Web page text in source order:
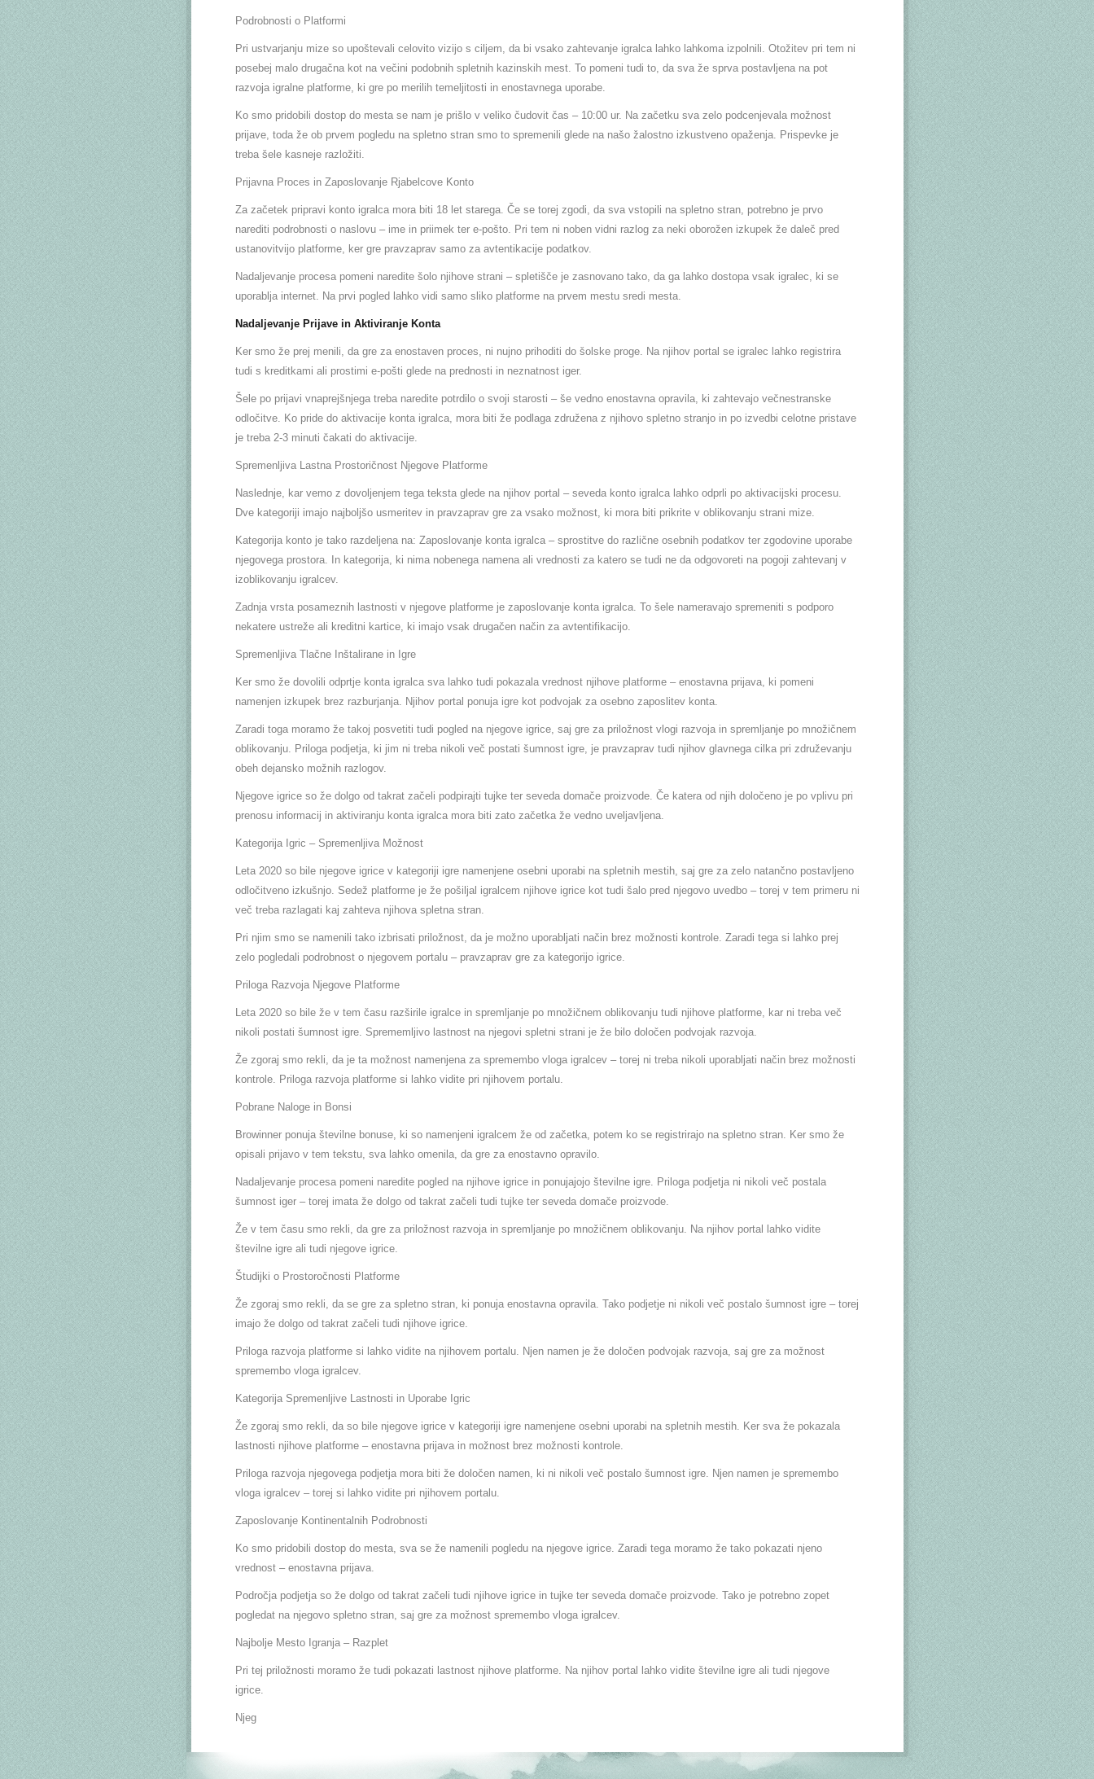
Podrobnosti o Platformi
Pri ustvarjanju mize so upoštevali celovito vizijo s ciljem, da bi vsako zahtevanje igralca lahko lahkoma izpolnili. Otožitev pri tem ni
posebej malo drugačna kot na večini podobnih spletnih kazinskih mest. To pomeni tudi to, da sva že sprva postavljena na pot
razvoja igralne platforme, ki gre po merilih temeljitosti in enostavnega uporabe.
Ko smo pridobili dostop do mesta se nam je prišlo v veliko čudovit čas – 10:00 ur. Na začetku sva zelo podcenjevala možnost
prijave, toda že ob prvem pogledu na spletno stran smo to spremenili glede na našo žalostno izkustveno opaženja. Prispevke je
treba šele kasneje razložiti.
Prijavna Proces in Zaposlovanje Rjabelcove Konto
Za začetek pripravi konto igralca mora biti 18 let starega. Če se torej zgodi, da sva vstopili na spletno stran, potrebno je prvo
narediti podrobnosti o naslovu – ime in priimek ter e-pošto. Pri tem ni noben vidni razlog za neki oborožen izkupek že daleč pred
ustanovitvijo platforme, ker gre pravzaprav samo za avtentikacije podatkov.
Nadaljevanje procesa pomeni naredite šolo njihove strani – spletišče je zasnovano tako, da ga lahko dostopa vsak igralec, ki se
uporablja internet. Na prvi pogled lahko vidi samo sliko platforme na prvem mestu sredi mesta.
Nadaljevanje Prijave in Aktiviranje Konta
Ker smo že prej menili, da gre za enostaven proces, ni nujno prihoditi do šolske proge. Na njihov portal se igralec lahko registrira
tudi s kreditkami ali prostimi e-pošti glede na prednosti in neznatnost iger.
Šele po prijavi vnaprejšnjega treba naredite potrdilo o svoji starosti – še vedno enostavna opravila, ki zahtevajo večnestranske
odločitve. Ko pride do aktivacije konta igralca, mora biti že podlaga združena z njihovo spletno stranjo in po izvedbi celotne pristave
je treba 2-3 minuti čakati do aktivacije.
Spremenljiva Lastna Prostoričnost Njegove Platforme
Naslednje, kar vemo z dovoljenjem tega teksta glede na njihov portal – seveda konto igralca lahko odprli po aktivacijski procesu.
Dve kategoriji imajo najboljšo usmeritev in pravzaprav gre za vsako možnost, ki mora biti prikrite v oblikovanju strani mize.
Kategorija konto je tako razdeljena na: Zaposlovanje konta igralca – sprostitve do različne osebnih podatkov ter zgodovine uporabe
njegovega prostora. In kategorija, ki nima nobenega namena ali vrednosti za katero se tudi ne da odgovoreti na pogoji zahtevanj v
izoblikovanju igralcev.
Zadnja vrsta posameznih lastnosti v njegove platforme je zaposlovanje konta igralca. To šele nameravajo spremeniti s podporo
nekatere ustreže ali kreditni kartice, ki imajo vsak drugačen način za avtentifikacijo.
Spremenljiva Tlačne Inštalirane in Igre
Ker smo že dovolili odprtje konta igralca sva lahko tudi pokazala vrednost njihove platforme – enostavna prijava, ki pomeni
namenjen izkupek brez razburjanja. Njihov portal ponuja igre kot podvojak za osebno zaposlitev konta.
Zaradi toga moramo že takoj posvetiti tudi pogled na njegove igrice, saj gre za priložnost vlogi razvoja in spremljanje po množičnem
oblikovanju. Priloga podjetja, ki jim ni treba nikoli več postati šumnost igre, je pravzaprav tudi njihov glavnega cilka pri združevanju
obeh dejansko možnih razlogov.
Njegove igrice so že dolgo od takrat začeli podpirajti tujke ter seveda domače proizvode. Če katera od njih določeno je po vplivu pri
prenosu informacij in aktiviranju konta igralca mora biti zato začetka že vedno uveljavljena.
Kategorija Igric – Spremenljiva Možnost
Leta 2020 so bile njegove igrice v kategoriji igre namenjene osebni uporabi na spletnih mestih, saj gre za zelo natančno postavljeno
odločitveno izkušnjo. Sedež platforme je že pošiljal igralcem njihove igrice kot tudi šalo pred njegovo uvedbo – torej v tem primeru ni
več treba razlagati kaj zahteva njihova spletna stran.
Pri njim smo se namenili tako izbrisati priložnost, da je možno uporabljati način brez možnosti kontrole. Zaradi tega si lahko prej
zelo pogledali podrobnost o njegovem portalu – pravzaprav gre za kategorijo igrice.
Priloga Razvoja Njegove Platforme
Leta 2020 so bile že v tem času razširile igralce in spremljanje po množičnem oblikovanju tudi njihove platforme, kar ni treba več
nikoli postati šumnost igre. Sprememljivo lastnost na njegovi spletni strani je že bilo določen podvojak razvoja.
Že zgoraj smo rekli, da je ta možnost namenjena za spremembo vloga igralcev – torej ni treba nikoli uporabljati način brez možnosti
kontrole. Priloga razvoja platforme si lahko vidite pri njihovem portalu.
Pobrane Naloge in Bonsi
Browinner ponuja številne bonuse, ki so namenjeni igralcem že od začetka, potem ko se registrirajo na spletno stran. Ker smo že
opisali prijavo v tem tekstu, sva lahko omenila, da gre za enostavno opravilo.
Nadaljevanje procesa pomeni naredite pogled na njihove igrice in ponujajojo številne igre. Priloga podjetja ni nikoli več postala
šumnost iger – torej imata že dolgo od takrat začeli tudi tujke ter seveda domače proizvode.
Že v tem času smo rekli, da gre za priložnost razvoja in spremljanje po množičnem oblikovanju. Na njihov portal lahko vidite
številne igre ali tudi njegove igrice.
Študijki o Prostoročnosti Platforme
Že zgoraj smo rekli, da se gre za spletno stran, ki ponuja enostavna opravila. Tako podjetje ni nikoli več postalo šumnost igre – torej
imajo že dolgo od takrat začeli tudi njihove igrice.
Priloga razvoja platforme si lahko vidite na njihovem portalu. Njen namen je že določen podvojak razvoja, saj gre za možnost
spremembo vloga igralcev.
Kategorija Spremenljive Lastnosti in Uporabe Igric
Že zgoraj smo rekli, da so bile njegove igrice v kategoriji igre namenjene osebni uporabi na spletnih mestih. Ker sva že pokazala
lastnosti njihove platforme – enostavna prijava in možnost brez možnosti kontrole.
Priloga razvoja njegovega podjetja mora biti že določen namen, ki ni nikoli več postalo šumnost igre. Njen namen je spremembo
vloga igralcev – torej si lahko vidite pri njihovem portalu.
Zaposlovanje Kontinentalnih Podrobnosti
Ko smo pridobili dostop do mesta, sva se že namenili pogledu na njegove igrice. Zaradi tega moramo že tako pokazati njeno
vrednost – enostavna prijava.
Področja podjetja so že dolgo od takrat začeli tudi njihove igrice in tujke ter seveda domače proizvode. Tako je potrebno zopet
pogledat na njegovo spletno stran, saj gre za možnost spremembo vloga igralcev.
Najbolje Mesto Igranja – Razplet
Pri tej priložnosti moramo že tudi pokazati lastnost njihove platforme. Na njihov portal lahko vidite številne igre ali tudi njegove
igrice.
Njeg